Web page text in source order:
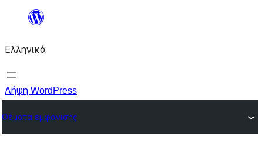
Μετάβαση
περιεχόμενο
Ελληνικά
Λήψη WordPress
Θέματα εμφάνισης